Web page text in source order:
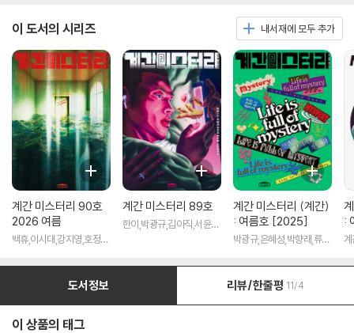
이 도서의 시리즈 내서재에 모두 추가
계간 미스터리 90호
2026 여름
백휴,이시대,강지영,호정
인성,장우석,무경,김소망,
계간 미스터리 89호
한이,박광규,김아직,서윤
저
계간 미스터리 (계간)
: 여름호 [2025]
박광규,은혜성,박향래,류재
망,쥬한량,박소해,황세연,
계간 미스터리 편집부 저
:
도서정보 리뷰/한줄평 11/4
이 상품의 태그